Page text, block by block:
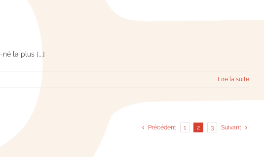
né la plus [...]
Lire la suite
Précédent 1 2 3 Suivant